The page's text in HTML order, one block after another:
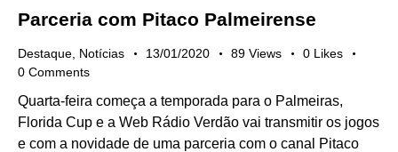
Parceria com Pitaco Palmeirense
Destaque Notícias 13/01/2020 89 Views 0 Likes
0 Comments
Quarta-feira começa a temporada para o Palmeiras,
Florida Cup e a Web Rádio Verdão vai transmitir os jogos
e com a novidade de uma parceria com o canal Pitaco